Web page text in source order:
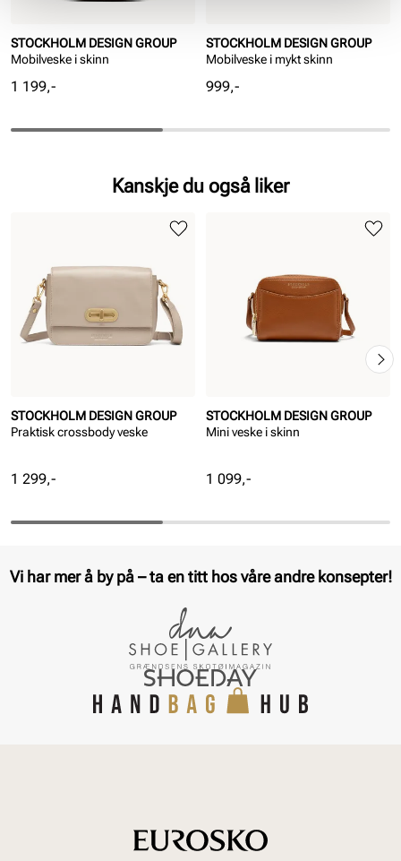
STOCKHOLM DESIGN GROUP
Mobilveske i skinn
Pris
1 199,-
STOCKHOLM DESIGN GROUP
Mobilveske i mykt skinn
Pris
999,-
Kanskje du også liker
STOCKHOLM DESIGN GROUP
Praktisk crossbody veske
Pris
1 299,-
STOCKHOLM DESIGN GROUP
Mini veske i skinn
Pris
1 099,-
Vi har mer å by på – ta en titt hos våre andre konsepter!